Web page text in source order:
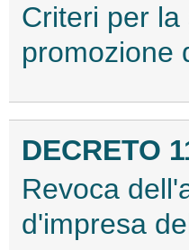
Criteri per
promozione
DECRETO
Revoca
d'impresa